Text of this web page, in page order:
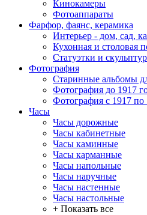
Кинокамеры
Фотоаппараты
Фарфор, фаянс, керамика
Интерьер - дом, сад,
Кухонная и столовая
Статуэтки и
Фотография
Старинные альбомы
Фотография до 1917
Фотография с 1917 по
Часы
Часы дорожные
Часы кабинетные
Часы каминные
Часы карманные
Часы напольные
Часы наручные
Часы настенные
Часы настольные
+ Показать все